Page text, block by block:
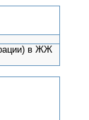
в ЖЖ